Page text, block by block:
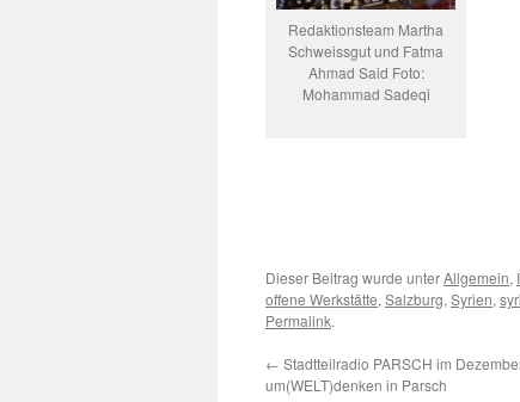
Redaktionsteam Martha
Schweissgut und Fatma
Ahmad Said Foto:
Mohammad Sadeqi
Dieser Beitrag wurde unterAllgemein,
offene Werkstätte, Salzburg, Syrien,
Permalink.
← Stadtteilradio PARSCH im
um(WELT)denken in Parsch